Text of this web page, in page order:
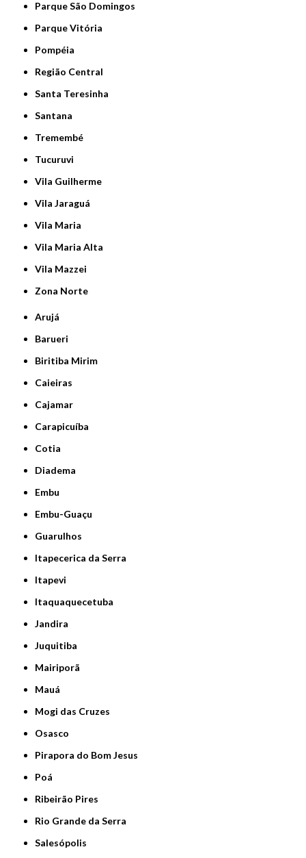
Parque São Domingos
Parque Vitória
Pompéia
Região Central
Santa Teresinha
Santana
Tremembé
Tucuruvi
Vila Guilherme
Vila Jaraguá
Vila Maria
Vila Maria Alta
Vila Mazzei
Zona Norte
Arujá
Barueri
Biritiba Mirim
Caieiras
Cajamar
Carapicuíba
Cotia
Diadema
Embu
Embu-Guaçu
Guarulhos
Itapecerica da Serra
Itapevi
Itaquaquecetuba
Jandira
Juquitiba
Mairiporã
Mauá
Mogi das Cruzes
Osasco
Pirapora do Bom Jesus
Poá
Ribeirão Pires
Rio Grande da Serra
Salesópolis